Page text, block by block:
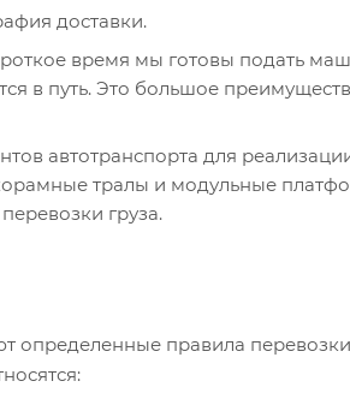
доставки.
время мы готовы подать
в путь. Это большое
автотранспорта для
тралы и модульные
груза.
определенные правила